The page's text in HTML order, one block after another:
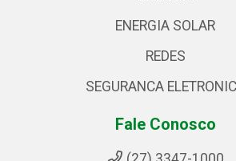
ENERGIA SOLAR
REDES
SEGURANCA
Fale Conosco